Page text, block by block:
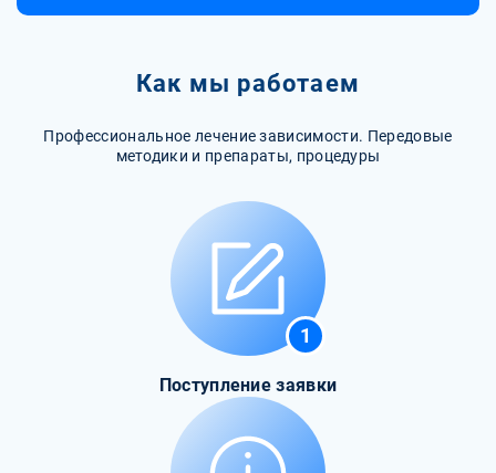
Как мы работаем
Профессиональное лечение зависимости. Передовые
методики и препараты, процедуры
1
Поступление заявки